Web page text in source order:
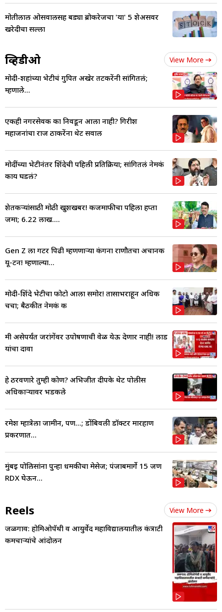
मोतीलाल ओसवालसह बड्या ब्रोकरेजचा 'या' 5 शेअर्सवर
खरेदीचा सल्ला
व्हिडीओ View More
मोदी-शहांच्या भेटीचं गुपित अखेर तटकरेंनी सांगितलं;
म्हणाले...
एकही नगरसेवक का निवडून आला नाही? गिरीश
महाजनांचा राज ठाकरेंना थेट सवाल
मोदींच्या भेटीनंतर शिंदेची पहिली प्रतिक्रिया; सांगितलं नेमकं
काय घडलं?
शेतकऱ्यांसाठी मोठी खुशखबर! कर्जमाफीचा पहिला हप्ता
जमा; 6.22 लाख....
Gen Z ला गटर पिढी म्हणणाऱ्या कंगना राणौतचा अचानक
यू-टर्न! म्हणाल्या...
मोदी-शिंदे भेटीचा फोटो आला समोर! तासाभराहून अधिक
चर्चा; बैठकीत नेमकं क
मी असेपर्यंत जरांगेंवर उपोषणाची वेळ येऊ देणार नाही! लाड
यांचा दावा
हे ठरवणारे तुम्ही कोण? अभिजीत दीपके थेट पोलीस
अधिकाऱ्यावर भडकले
रमेश म्हात्रेला जामीन, पण...; डोंबिवली डॉक्टर मारहाण
प्रकरणात...
मुंबई पोलिसांना पुन्हा धमकीचा मेसेज; पंजाबमार्गे 15 जण
RDX घेऊन...
Reels View More
जळगाव: होमिओपॅथी व आयुर्वेद महाविद्यालयातील कंत्राटी
कर्मचाऱ्यांचे आंदोलन